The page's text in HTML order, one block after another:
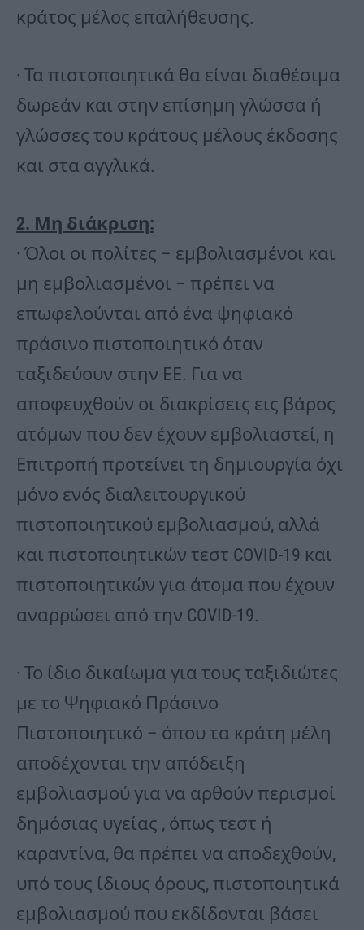
κράτος μέλος επαλήθευσης.
· Τα πιστοποιητικά θα είναι διαθέσιμα
δωρεάν και στην επίσημη γλώσσα ή
γλώσσες του κράτους μέλους έκδοσης
και στα αγγλικά.
2. Μη διάκριση:
· Όλοι οι πολίτες – εμβολιασμένοι και
μη εμβολιασμένοι – πρέπει να
επωφελούνται από ένα ψηφιακό
πράσινο πιστοποιητικό όταν
ταξιδεύουν στην ΕΕ. Για να
αποφευχθούν οι διακρίσεις εις βάρος
ατόμων που δεν έχουν εμβολιαστεί, η
Επιτροπή προτείνει τη δημιουργία όχι
μόνο ενός διαλειτουργικού
πιστοποιητικού εμβολιασμού, αλλά
και πιστοποιητικών τεστ COVID-19 και
πιστοποιητικών για άτομα που έχουν
αναρρώσει από την COVID-19.
· Το ίδιο δικαίωμα για τους ταξιδιώτες
με το Ψηφιακό Πράσινο
Πιστοποιητικό – όπου τα κράτη μέλη
αποδέχονται την απόδειξη
εμβολιασμού για να αρθούν περισμοί
δημόσιας υγείας , όπως τεστ ή
καραντίνα, θα πρέπει να αποδεχθούν,
υπό τους ίδιους όρους, πιστοποιητικά
εμβολιασμού που εκδίδονται βάσει